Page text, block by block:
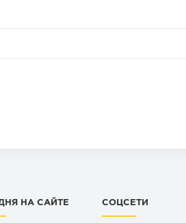
НА САЙТЕ СОЦСЕТИ